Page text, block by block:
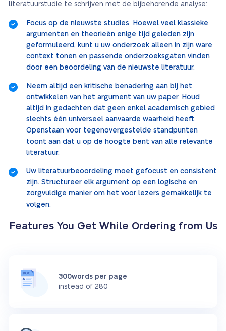
literatuurstudie te schrijven met de bijbehorende analyse:
Focus op de nieuwste studies. Hoewel veel klassieke
argumenten en theorieën enige tijd geleden zijn
geformuleerd, kunt u uw onderzoek alleen in zijn ware
context tonen en passende onderzoeksgaten vinden
door een beoordeling van de nieuwste literatuur.
Neem altijd een kritische benadering aan bij het
ontwikkelen van het argument van uw paper. Houd
altijd in gedachten dat geen enkel academisch gebied
slechts één universeel aanvaarde waarheid heeft.
Openstaan voor tegenovergestelde standpunten
toont aan dat u op de hoogte bent van alle relevante
literatuur.
Uw literatuurbeoordeling moet gefocust en consistent
zijn. Structureer elk argument op een logische en
zorgvuldige manier om het voor lezers gemakkelijk te
volgen.
Features You Get While Ordering from Us
300words per page
instead of 280